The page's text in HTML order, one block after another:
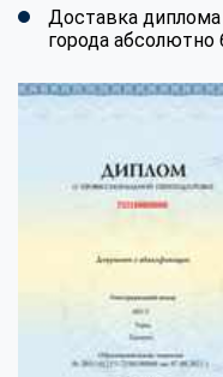
Доставка
города абсолютно